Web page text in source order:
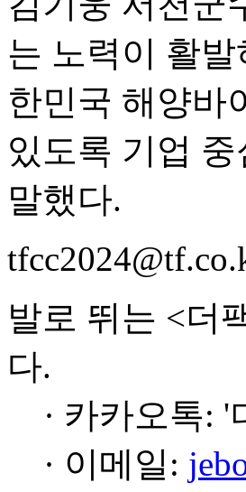
는 노력이 활
한민국 해양바
있도록 기업
말했다.
발로 뛰는 <더
다.
· 카카오톡:
· 이메일: